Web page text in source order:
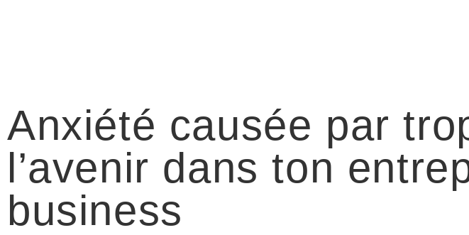
Anxiété causée par
l’avenir dans ton
business